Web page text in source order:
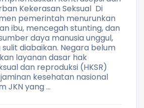
Kekerasan Seksual Di
pemerintah menurunkan
ibu, mencegah stunting, dan
daya manusia unggul,
diabaikan. Negara belum
layanan dasar hak
dan reproduksi (HKSR)
kesehatan nasional
JKN yang …